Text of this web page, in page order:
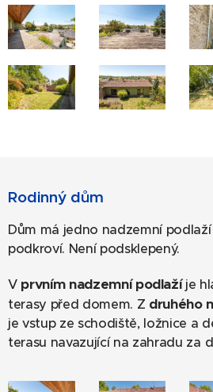
Rodinný dům
Dům má jedno nadzemní
podkroví. Není podsklepený.
V prvním nadzemní podlažíje
terasy před domem. Z druhého
je vstup ze schodiště, ložnice a
terasu navazující na zahradu za